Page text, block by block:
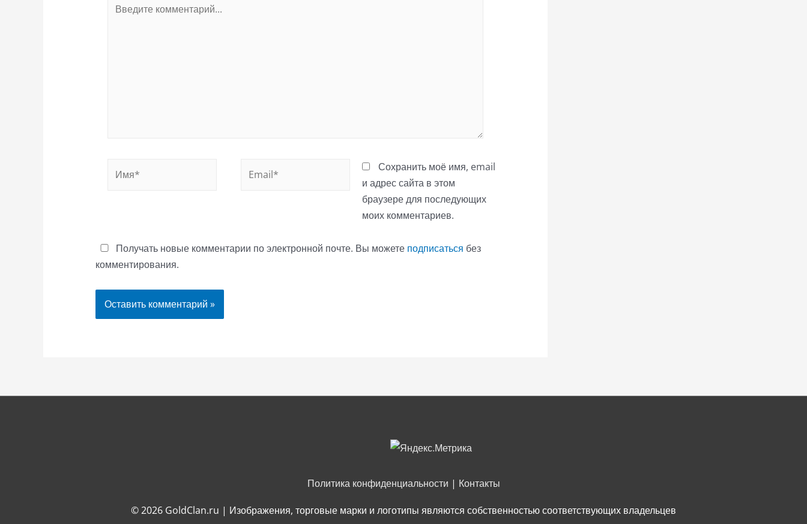
комментарий...
Сохранить моё имя, email
и адрес сайта в этом
браузере для последующих
моих комментариев.
Получать новые комментарии по электронной почте. Вы можете подписаться без
комментирования.
Политика конфиденциальности | Контакты
© 2026 GoldClan.ru | Изображения, торговые марки и логотипы являются собственностью соответствующих владельцев